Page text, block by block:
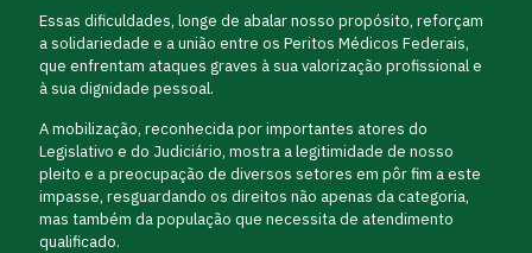
Essas dificuldades, longe de abalar nosso propósito, reforçam
a solidariedade e a união entre os Peritos Médicos Federais,
que enfrentam ataques graves à sua valorização profissional e
à sua dignidade pessoal.
A mobilização, reconhecida por importantes atores do
Legislativo e do Judiciário, mostra a legitimidade de nosso
pleito e a preocupação de diversos setores em pôr fim a este
impasse, resguardando os direitos não apenas da categoria,
mas também da população que necessita de atendimento
qualificado.